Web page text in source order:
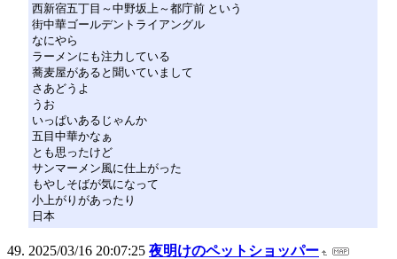
西新宿五丁目～中野坂上～都庁前 という
街中華ゴールデントライアングル
なにやら
ラーメンにも注力している
蕎麦屋があると聞いていまして
さあどうよ
うお
いっぱいあるじゃんか
五目中華かなぁ
とも思ったけど
サンマーメン風に仕上がった
もやしそばが気になって
小上がりがあったり
日本
2025/03/16 20:07:25 夜明けのペットショッパー